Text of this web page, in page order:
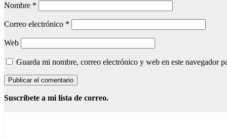
Nombre *
Correo electrónico *
Web
Guarda mi nombre, correo electrónico y web en este navegador
Suscríbete a mi lista de correo.